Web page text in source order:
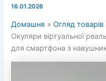
16.01.2026
Домашня
Огляд товарів
Окуляри віртуальної
для смартфона з